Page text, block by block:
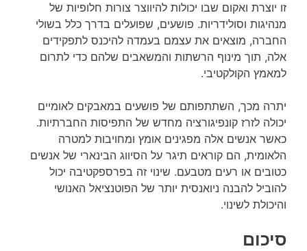
זו יוצרת ואקום שבו יכולות להיווצר צורות חלופיות של
מנהיגות וסולידריות. פושעים, שפועלים בדרך כלל בשולי
החברה, מוצאים את עצמם בעמדה להיכנס לתפקידים
אלה, תוך מינוף הרשתות והמשאבים שלהם כדי לתרום
למאמץ הקולקטיבי.
יתרה מכך, השתתפותם של פושעים במאבקים לאומיים
יכולה לזרז קונפיגורציה מחדש של התפיסות החברתיות.
כאשר אנשים אלה מפגינים אומץ ומחויבות למטרה
הלאומית, הם קוראים תיגר על הסיווג הבינארי של אנשים
כטובים או רעים מטבעם. שינוי זה בפרספקטיבה יכול
להוביל להבנה ניואנסית יותר של הפוטנציאל האנושי
והיכולת לשינוי.
סיכום